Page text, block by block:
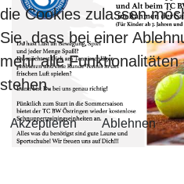
die Cookies zulassen
Sie, dass bei einer
mehr alle
stehen.
Akzeptieren Ablehnen